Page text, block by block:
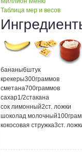
Таблица мер и весов
бананы6штук
крекеры300граммов
сметана700граммов
сахар1/2стакана
сок лимонный2ст. ложки
шоколад молочный100
кокосовая стружка3ст.